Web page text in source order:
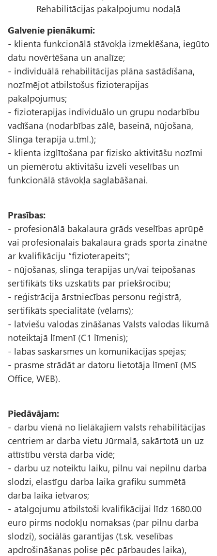
Rehabilitācijas pakalpojumu nodaļā
Galvenie pienākumi:
- klienta funkcionālā stāvokļa izmeklēšana, iegūto
datu novērtēšana un analīze;
- individuālā rehabilitācijas plāna sastādīšana,
nozīmējot atbilstošus fizioterapijas
pakalpojumus;
- fizioterapijas individuālo un grupu nodarbību
vadīšana (nodarbības zālē, baseinā, nūjošana,
Slinga terapija u.tml.);
- klienta izglītošana par fizisko aktivitāšu nozīmi
un piemērotu aktivitāšu izvēli veselības un
funkcionālā stāvokļa saglabāšanai.
Prasības:
- profesionālā bakalaura grāds veselības aprūpē
vai profesionālais bakalaura grāds sporta zinātnē
ar kvalifikāciju “fizioterapeits”;
- nūjošanas, slinga terapijas un/vai teipošanas
sertifikāts tiks uzskatīts par priekšrocību;
- reģistrācija ārstniecības personu reģistrā,
sertifikāts specialitātē (vēlams);
- latviešu valodas zināšanas Valsts valodas likumā
noteiktajā līmenī (C1 līmenis);
- labas saskarsmes un komunikācijas spējas;
- prasme strādāt ar datoru lietotāja līmenī (MS
Office, WEB).
Piedāvājam:
- darbu vienā no lielākajiem valsts rehabilitācijas
centriem ar darba vietu Jūrmalā, sakārtotā un uz
attīstību vērstā darba vidē;
- darbu uz noteiktu laiku, pilnu vai nepilnu darba
slodzi, elastīgu darba laika grafiku summētā
darba laika ietvaros;
- atalgojumu atbilstoši kvalifikācijai līdz 1680.00
euro pirms nodokļu nomaksas (par pilnu darba
slodzi), sociālās garantijas (t.sk. veselības
apdrošināšanas polise pēc pārbaudes laika),